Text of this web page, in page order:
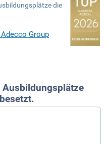
die
Group
Ausbildungsplätze